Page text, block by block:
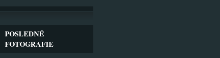
POSLEDNÉ
FOTOGRAFIE